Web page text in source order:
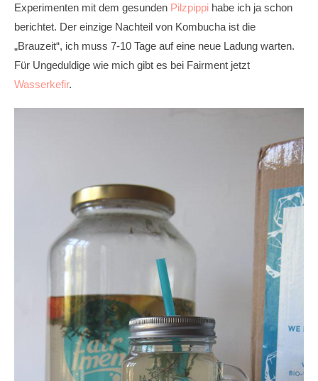
Experimenten mit dem gesunden Pilzpippi habe ich ja schon
berichtet. Der einzige Nachteil von Kombucha ist die
„Brauzeit“, ich muss 7-10 Tage auf eine neue Ladung warten.
Für Ungeduldige wie mich gibt es bei Fairment jetzt
Wasserkefir.